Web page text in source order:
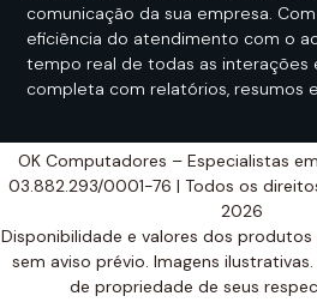
comunicação da sua empresa.
eficiência do atendimento com o
tempo real de todas as interações
completa com relatórios, resumos
OK Computadores – Especialistas
03.882.293/0001-76 | Todos os
2026
Disponibilidade e valores dos
sem aviso prévio. Imagens
de propriedade de seus